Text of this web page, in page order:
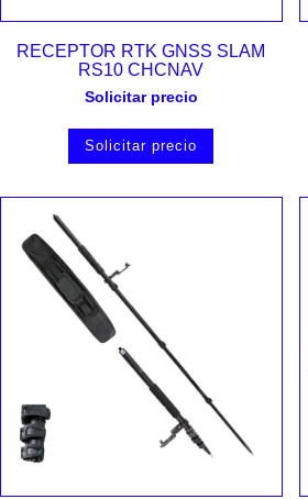
Vista rápida
RECEPTOR RTK GNSS SLAM
RS10 CHCNAV
Solicitar precio
Solicitar precio